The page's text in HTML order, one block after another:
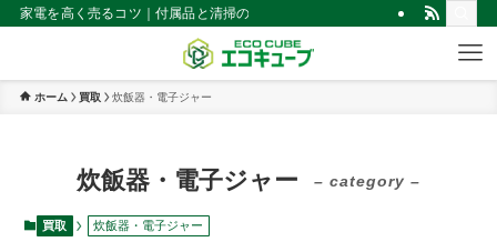
家電を高く売るコツ｜付属品と清掃のチェック | 仙台市の不用品買取・回収
ホーム 買取 炊飯器・電子ジャー
炊飯器・電子ジャー – category –
買取 炊飯器・電子ジャー